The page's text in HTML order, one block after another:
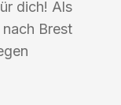
dich! Als
Brest